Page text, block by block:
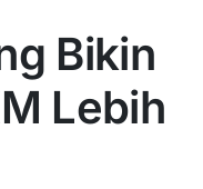
Bikin
Lebih